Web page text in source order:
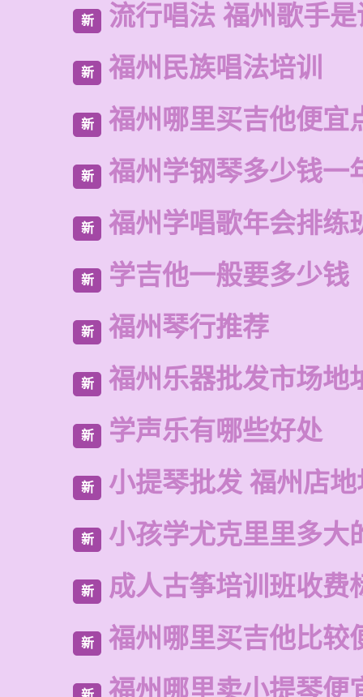
新 流行唱法 福州歌手是
新 福州民族唱法培训
新 福州哪里买吉他便宜
新 福州学钢琴多少钱一
新 福州学唱歌年会排练
新 学吉他一般要多少钱
新 福州琴行推荐
新 福州乐器批发市场地
新 学声乐有哪些好处
新 小提琴批发 福州店
新 小孩学尤克里里多大
新 成人古筝培训班收费
新 福州哪里买吉他比较
福州哪里卖小提琴便